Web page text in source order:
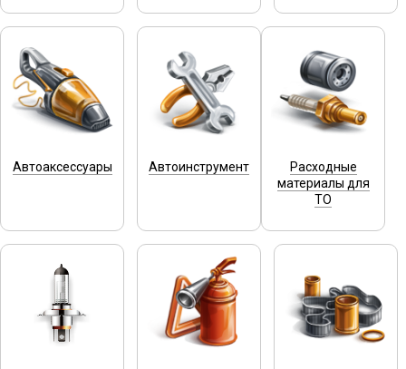
Автоаксессуары Автоинструмент
Расходные
материалы для
ТО